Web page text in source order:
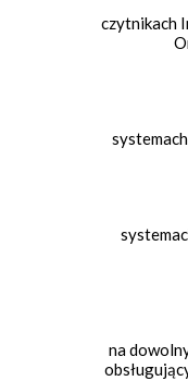
czytnikach
na